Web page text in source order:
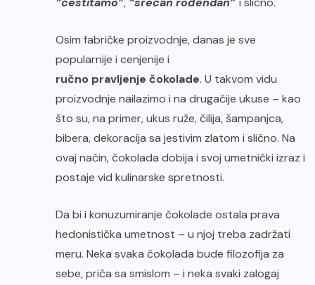
Osim fabričke proizvodnje, danas je sve
popularnije i cenjenije i
ručno pravljenje čokolade. U takvom vidu
proizvodnje nailazimo i na drugačije ukuse – kao
što su, na primer, ukus ruže, čilija, šampanjca,
bibera, dekoracija sa jestivim zlatom i slično. Na
ovaj način, čokolada dobija i svoj umetnički izraz i
postaje vid kulinarske spretnosti.
Da bi i konuzumiranje čokolade ostala prava
hedonistička umetnost – u njoj treba zadržati
meru. Neka svaka čokolada bude filozofija za
sebe, priča sa smislom – i neka svaki zalogaj